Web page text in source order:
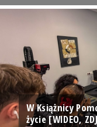
W Książnicy
życie [WIDEO,